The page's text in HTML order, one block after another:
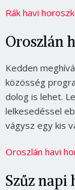
Rák havi
Oroszlán
Kedden
közösség
dolog is lehet.
lelkesedéssel
vágysz egy kis
Oroszlán havi
Szűz napi